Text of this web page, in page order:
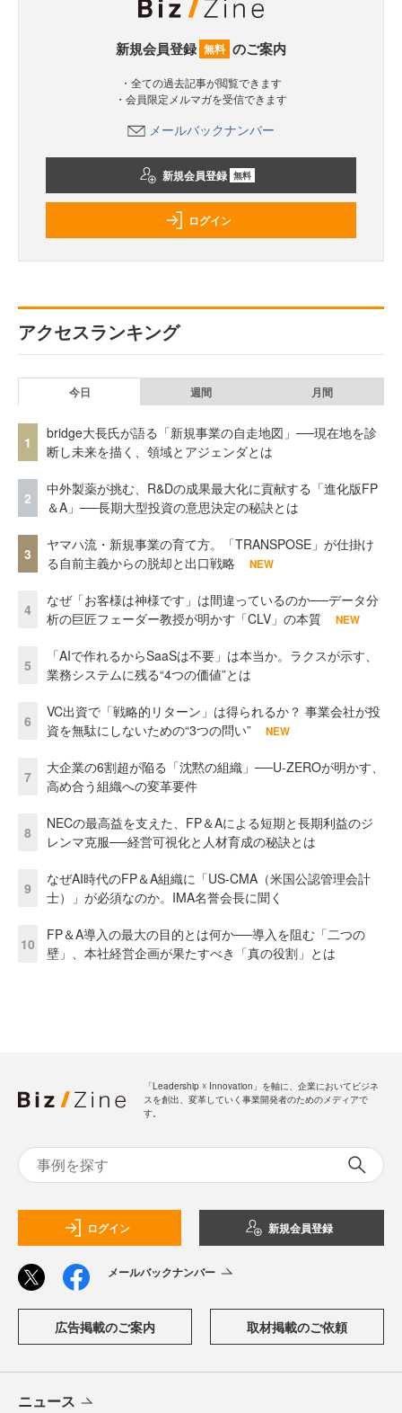
新規会員登録 無料 のご案内
・全ての過去記事が閲覧できます
・会員限定メルマガを受信できます
メールバックナンバー
新規会員登録 無料
ログイン
アクセスランキング
今日 週間 月間
1
bridge大長氏が語る「新規事業の自走地図」──現在地を診
断し未来を描く、領域とアジェンダとは
2
中外製薬が挑む、R&Dの成果最大化に貢献する「進化版FP
＆A」──長期大型投資の意思決定の秘訣とは
3
ヤマハ流・新規事業の育て方。「TRANSPOSE」が仕掛け
る自前主義からの脱却と出口戦略
NEW
4
なぜ「お客様は神様です」は間違っているのか──データ分
析の巨匠フェーダー教授が明かす「CLV」の本質
NEW
5
「AIで作れるからSaaSは不要」は本当か。ラクスが示す、
業務システムに残る“4つの価値”とは
6
VC出資で「戦略的リターン」は得られるか？ 事業会社が投
資を無駄にしないための“3つの問い”
NEW
7
大企業の6割超が陥る「沈黙の組織」──U-ZEROが明かす、
高め合う組織への変革要件
8
NECの最高益を支えた、FP＆Aによる短期と長期利益のジ
レンマ克服──経営可視化と人材育成の秘訣とは
9
なぜAI時代のFP＆A組織に「US-CMA（米国公認管理会計
士）」が必須なのか。IMA名誉会長に聞く
10
FP＆A導入の最大の目的とは何か──導入を阻む「二つの
壁」、本社経営企画が果たすべき「真の役割」とは
「Leadership ☓ Innovation」を軸に、企業においてビジネ
スを創出、変革していく事業開発者のためのメディアで
す。
ログイン 新規会員登録
メールバックナンバー
広告掲載のご案内 取材掲載のご依頼
ニュース